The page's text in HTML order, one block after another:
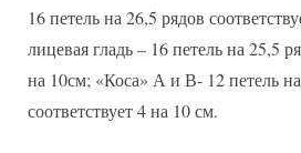
16 петель на 26,5 рядов
лицевая гладь – 16 петель на 25,5
на 10см; «Коса» А и В- 12 петель
соответствует 4 на 10 см.